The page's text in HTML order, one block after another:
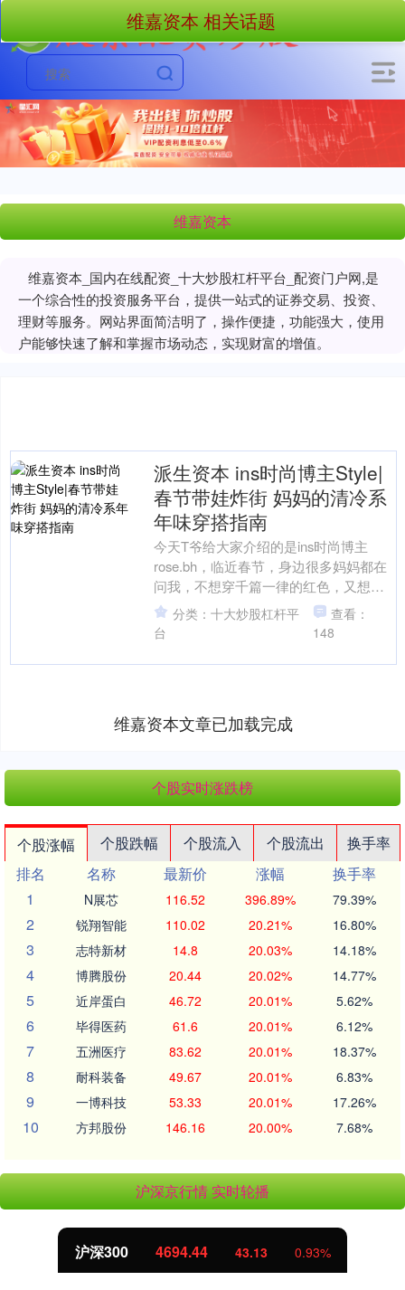
维嘉资本
维嘉资本_国内在线配资_十大炒股杠杆平台_配资门户网,是
一个综合性的投资服务平台，提供一站式的证券交易、投资、
理财等服务。网站界面简洁明了，操作便捷，功能强大，使用
户能够快速了解和掌握市场动态，实现财富的增值。
维嘉资本 相关话题
派生资本 ins时尚博主Style|
春节带娃炸街 妈妈的清冷系
年味穿搭指南
今天T爷给大家介绍的是ins时尚博主
rose.bh，临近春节，身边很多妈妈都在
问我，不想穿千篇一律的红色，又想穿
出满满的年味，该怎么搭配?作为一枚专
注时尚育儿的....
分类：十大炒股杠杆平
台
查看：
148
维嘉资本文章已加载完成
个股实时涨跌榜
个股涨幅 个股跌幅 个股流入 个股流出
换手率
排名
名称 最新价 涨幅
换手率
1
N展芯 116.52 396.89% 79.39%
2 锐翔智能 110.02 20.21% 16.80%
3 志特新材 14.8 20.03% 14.18%
4 博腾股份 20.44 20.02% 14.77%
5 近岸蛋白 46.72 20.01% 5.62%
6 毕得医药 61.6 20.01% 6.12%
7 五洲医疗 83.62 20.01% 18.37%
8 耐科装备 49.67 20.01% 6.83%
9 一博科技 53.33 20.01% 17.26%
10 方邦股份 146.16 20.00% 7.68%
沪深京行情 实时轮播
沪深300 4694.44 43.13 0.93%